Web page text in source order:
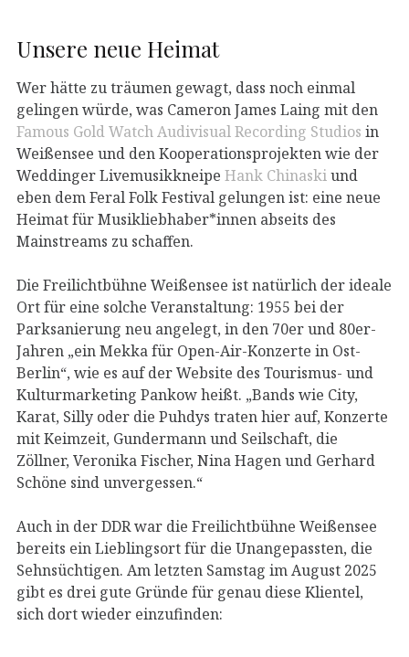
Unsere neue Heimat
Wer hätte zu träumen gewagt, dass noch einmal
gelingen würde, was Cameron James Laing mit den
Famous Gold Watch Audivisual Recording Studios in
Weißensee und den Kooperationsprojekten wie der
Weddinger Livemusikkneipe Hank Chinaskiund
eben dem Feral Folk Festival gelungen ist: eine neue
Heimat für Musikliebhaber*innen abseits des
Mainstreams zu schaffen.
Die Freilichtbühne Weißensee ist natürlich der ideale
Ort für eine solche Veranstaltung: 1955 bei der
Parksanierung neu angelegt, in den 70er und 80er-
Jahren „ein Mekka für Open-Air-Konzerte in Ost-
Berlin“, wie es auf der Website des Tourismus- und
Kulturmarketing Pankow heißt. „Bands wie City,
Karat, Silly oder die Puhdys traten hier auf, Konzerte
mit Keimzeit, Gundermann und Seilschaft, die
Zöllner, Veronika Fischer, Nina Hagen und Gerhard
Schöne sind unvergessen.“
Auch in der DDR war die Freilichtbühne Weißensee
bereits ein Lieblingsort für die Unangepassten, die
Sehnsüchtigen. Am letzten Samstag im August 2025
gibt es drei gute Gründe für genau diese Klientel,
sich dort wieder einzufinden: